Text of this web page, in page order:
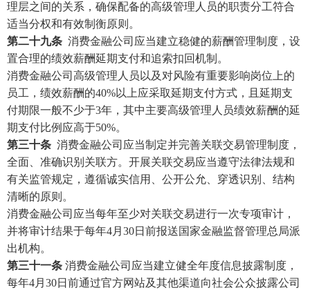
理层之间的关系，确保配备的高级管理人员的职责分工符合
适当分权和有效制衡原则。
第二十九条 消费金融公司应当建立稳健的薪酬管理制度，设
置合理的绩效薪酬延期支付和追索扣回机制。
消费金融公司高级管理人员以及对风险有重要影响岗位上的
员工，绩效薪酬的40%以上应采取延期支付方式，且延期支
付期限一般不少于3年，其中主要高级管理人员绩效薪酬的延
期支付比例应高于50%。
第三十条 消费金融公司应当制定并完善关联交易管理制度，
全面、准确识别关联方。开展关联交易应当遵守法律法规和
有关监管规定，遵循诚实信用、公开公允、穿透识别、结构
清晰的原则。
消费金融公司应当每年至少对关联交易进行一次专项审计，
并将审计结果于每年4月30日前报送国家金融监督管理总局派
出机构。
第三十一条 消费金融公司应当建立健全年度信息披露制度，
每年4月30日前通过官方网站及其他渠道向社会公众披露公司